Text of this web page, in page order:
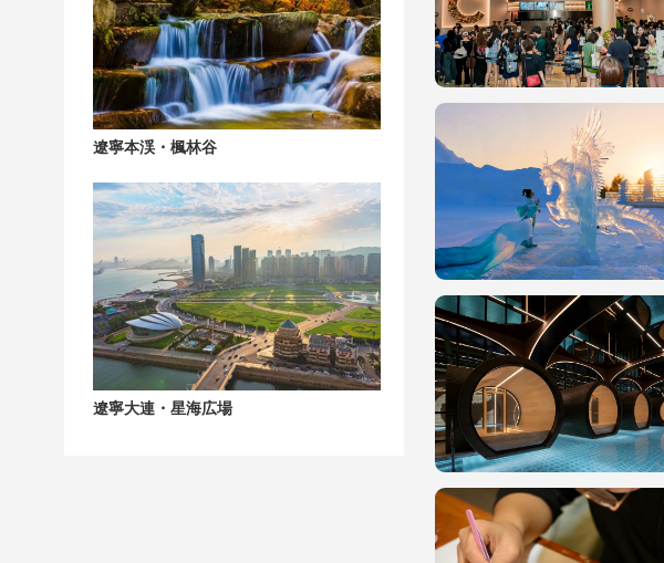
遼寧本渓・楓林谷
遼寧大連・星海広場